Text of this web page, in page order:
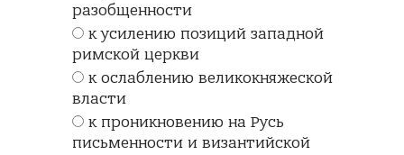
разобщенности
к усилению позиций западной
римской церкви
к ослаблению великокняжеской
власти
к проникновению на Русь
письменности и византийской